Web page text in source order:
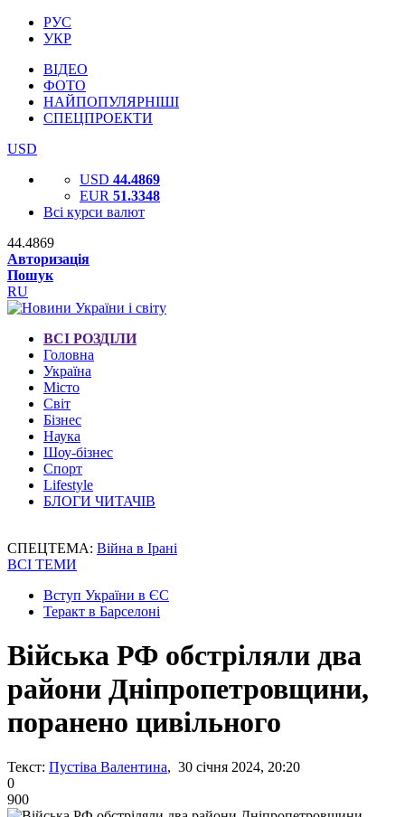
РУС
УКР
ВІДЕО
ФОТО
НАЙПОПУЛЯРНІШІ
СПЕЦПРОЕКТИ
USD
USD 44.4869
EUR 51.3348
Всі курси валют
44.4869
Авторизація
Пошук
RU
ВСІ РОЗДІЛИ
Головна
Україна
Місто
Світ
Бізнес
Наука
Шоу-бізнес
Спорт
Lifestyle
БЛОГИ ЧИТАЧІВ
СПЕЦТЕМА: Війна в Ірані
ВСІ ТЕМИ
Вступ України в ЄС
Теракт в Барселоні
Війська РФ обстріляли два
райони Дніпропетровщини,
поранено цивільного
Текст: Пустіва Валентина, 30 січня 2024, 20:20
0
900